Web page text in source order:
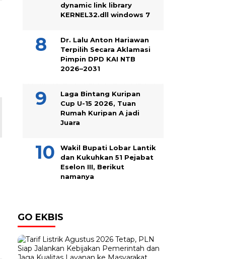
dynamic link library
KERNEL32.dll windows 7
Dr. Lalu Anton Hariawan
Terpilih Secara Aklamasi
Pimpin DPD KAI NTB
2026–2031
Laga Bintang Kuripan
Cup U-15 2026, Tuan
Rumah Kuripan A jadi
Juara
Wakil Bupati Lobar Lantik
dan Kukuhkan 51 Pejabat
Eselon III, Berikut
namanya
GO EKBIS